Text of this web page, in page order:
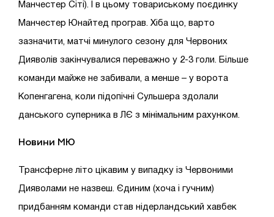
Манчестер Сіті). І в цьому товариському поєдинку
Манчестер Юнайтед програв. Хіба що, варто
зазначити, матчі минулого сезону для Червоних
Дияволів закінчувалися переважно у 2-3 голи. Більше
команди майже не забивали, а менше – у ворота
Копенгагена, коли підопічні Сульшера здолали
данського суперника в ЛЄ з мінімальним рахунком.
Новини МЮ
Трансферне літо цікавим у випадку із Червоними
Дияволами не назвеш. Єдиним (хоча і гучним)
придбанням команди став нідерландський хавбек